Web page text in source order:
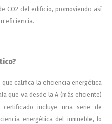
CO2 del edificio, promoviendo así
eficiencia.
califica la eficiencia energética
que va desde la A (más eficiente)
incluye una serie de
energética del inmueble, lo